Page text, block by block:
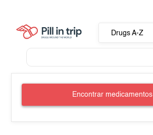
Drugs A-Z
Encontrar medicamentos